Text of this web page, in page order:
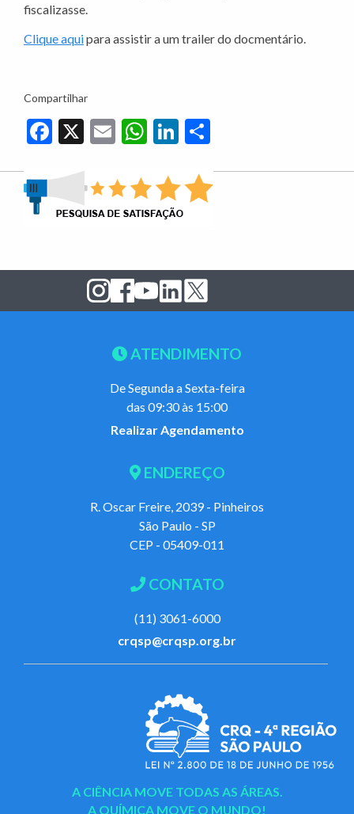
fiscalizasse.
Clique aquipara assistir a um trailer do docmentário.
Compartilhar
Facebook
X EmailWhatsApp
LinkedIn
ATENDIMENTO
De Segunda a Sexta-feira
das 09:30 às 15:00
Realizar Agendamento
ENDEREÇO
R. Oscar Freire, 2039 - Pinheiros
São Paulo - SP
CEP - 05409-011
CONTATO
(11) 3061-6000
crqsp@crqsp.org.br
A CIÊNCIA MOVE TODAS AS ÁREAS.
A QUÍMICA MOVE O MUNDO!